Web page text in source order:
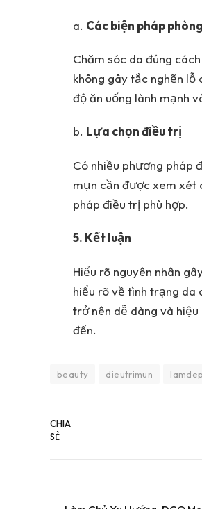
a. Các biện pháp
Chăm sóc da đúng
không gây tắc nghẽn
độ ăn uống lành mạnh
b. Lựa chọn điều trị
Có nhiều phương pháp
mụn cần được xem xét
pháp điều trị phù hợp.
5. Kết luận
Hiểu rõ nguyên nhân
hiểu rõ về tình trạng da
trở nên dễ dàng và
đến.
beauty dieutrimun lamdep
CHIA
SẺ